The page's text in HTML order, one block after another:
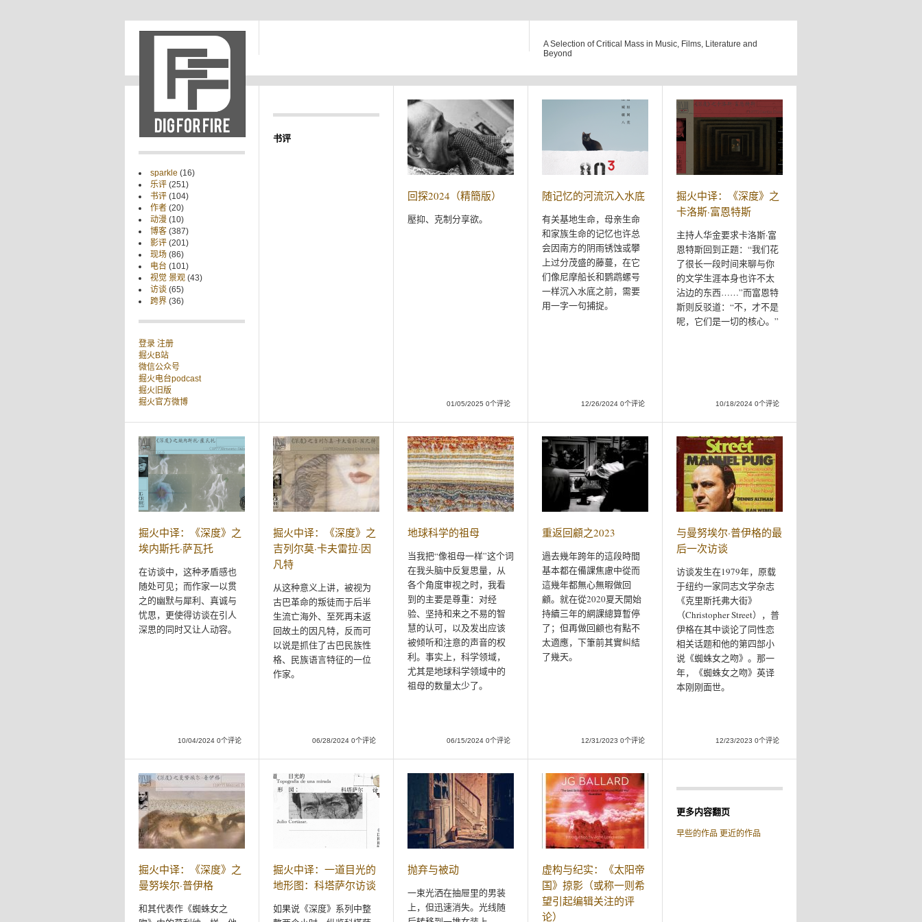
A Selection of Critical Mass in Music, Films, Literature and
Beyond
sparkle (16)
乐评 (251)
书评 (104)
作者 (20)
动漫 (10)
博客 (387)
影评 (201)
现场 (86)
电台 (101)
视觉 景观 (43)
访谈 (65)
跨界 (36)
登录 注册
掘火B站
微信公众号
掘火电台podcast
掘火旧版
掘火官方微博
书评
回探2024（精簡版）
壓抑、克制分享欲。
01/05/2025 0个评论
随记忆的河流沉入水底
有关基地生命，母亲生命
和家族生命的记忆也许总
会因南方的阴雨锈蚀或攀
上过分茂盛的藤蔓，在它
们像尼摩船长和鹦鹉螺号
一样沉入水底之前，需要
用一字一句捕捉。
12/26/2024 0个评论
掘火中译：《深度》之
卡洛斯·富恩特斯
主持人华金要求卡洛斯·富
恩特斯回到正题：“我们花
了很长一段时间来聊与你
的文学生涯本身也许不太
沾边的东西……”而富恩特
斯则反驳道：“不，才不是
呢，它们是一切的核心。”
10/18/2024 0个评论
掘火中译：《深度》之
埃内斯托·萨瓦托
在访谈中，这种矛盾感也
随处可见；而作家一以贯
之的幽默与犀利、真诚与
忧思，更使得访谈在引人
深思的同时又让人动容。
10/04/2024 0个评论
掘火中译：《深度》之
吉列尔莫·卡夫雷拉·因
凡特
从这种意义上讲，被视为
古巴革命的叛徒而于后半
生流亡海外、至死再未返
回故土的因凡特，反而可
以说是抓住了古巴民族性
格、民族语言特征的一位
作家。
06/28/2024 0个评论
地球科学的祖母
当我把“像祖母一样”这个词
在我头脑中反复思量，从
各个角度审视之时，我看
到的主要是尊重：对经
验、坚持和来之不易的智
慧的认可，以及发出应该
被倾听和注意的声音的权
利。事实上，科学领域，
尤其是地球科学领域中的
祖母的数量太少了。
06/15/2024 0个评论
重返回顧之2023
過去幾年跨年的這段時間
基本都在備課焦慮中從而
這幾年都無心無暇做回
顧。就在從2020夏天開始
持續三年的網課總算暫停
了；但再做回顧也有點不
太適應，下筆前其實糾結
了幾天。
12/31/2023 0个评论
与曼努埃尔·普伊格的最
后一次访谈
访谈发生在1979年，原载
于纽约一家同志文学杂志
《克里斯托弗大街》
（Christopher Street），普
伊格在其中谈论了同性恋
相关话题和他的第四部小
说《蜘蛛女之吻》。那一
年，《蜘蛛女之吻》英译
本刚刚面世。
12/23/2023 0个评论
掘火中译：《深度》之
曼努埃尔·普伊格
和其代表作《蜘蛛女之
掘火中译：一道目光的
地形图：科塔萨尔访谈
如果说《深度》系列中整
抛弃与被动
一束光洒在抽屉里的男装
上，但迅速消失。光线随
虚构与纪实：《太阳帝
国》掠影（或称一则希
望引起编辑关注的评
论）
更多内容翻页
早些的作品 更近的作品